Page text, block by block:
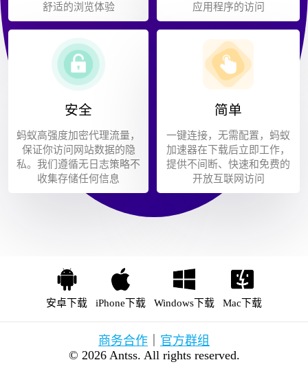
舒适的浏览体验
应用程序的访问
安全
蚂蚁高强度加密代理流量，
保证你访问网站数据的隐
私。我们遵循无日志策略不
收集存储任何信息
简单
一键连接，无需配置，蚂蚁
加速器在下载后立即工作，
提供不间断、快速和免费的
开放互联网访问
安卓下载 iPhone下载 Windows下载 Mac下载
© 2026 Antss. All rights reserved.
商务合作 官方群组